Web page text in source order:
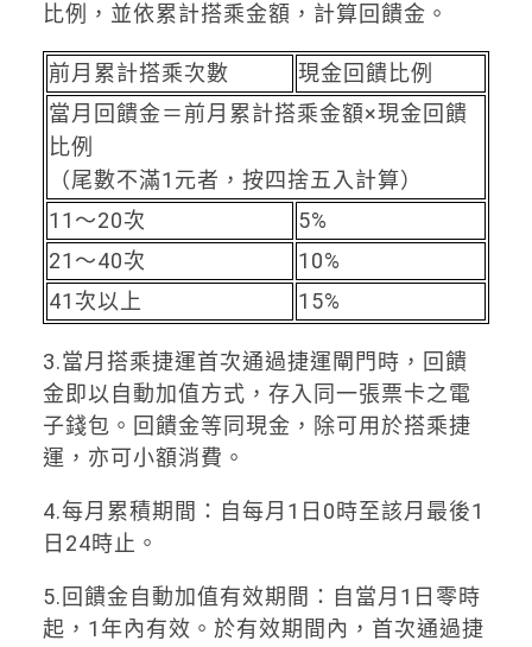
比例，並依累計搭乘金額，計算回饋金。
前月累計搭乘次數
現金回饋比例
當月回饋金＝前月累計搭乘金額×現金回饋
比例
（尾數不滿1元者，按四捨五入計算）
11～20次
5%
21～40次
10%
41次以上
15%
3.當月搭乘捷運首次通過捷運閘門時，回饋
金即以自動加值方式，存入同一張票卡之電
子錢包。回饋金等同現金，除可用於搭乘捷
運，亦可小額消費。
4.每月累積期間：自每月1日0時至該月最後1
日24時止。
5.回饋金自動加值有效期間：自當月1日零時
起，1年內有效。於有效期間內，首次通過捷